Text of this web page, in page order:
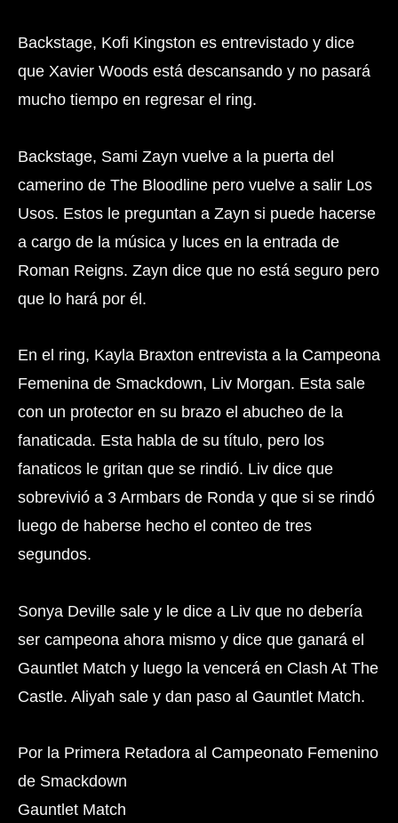
Backstage, Kofi Kingston es entrevistado y dice
que Xavier Woods está descansando y no pasará
mucho tiempo en regresar el ring.
Backstage, Sami Zayn vuelve a la puerta del
camerino de The Bloodline pero vuelve a salir Los
Usos. Estos le preguntan a Zayn si puede hacerse
a cargo de la música y luces en la entrada de
Roman Reigns. Zayn dice que no está seguro pero
que lo hará por él.
En el ring, Kayla Braxton entrevista a la Campeona
Femenina de Smackdown, Liv Morgan. Esta sale
con un protector en su brazo el abucheo de la
fanaticada. Esta habla de su título, pero los
fanaticos le gritan que se rindió. Liv dice que
sobrevivió a 3 Armbars de Ronda y que si se rindó
luego de haberse hecho el conteo de tres
segundos.
Sonya Deville sale y le dice a Liv que no debería
ser campeona ahora mismo y dice que ganará el
Gauntlet Match y luego la vencerá en Clash At The
Castle. Aliyah sale y dan paso al Gauntlet Match.
Por la Primera Retadora al Campeonato Femenino
de Smackdown
Gauntlet Match